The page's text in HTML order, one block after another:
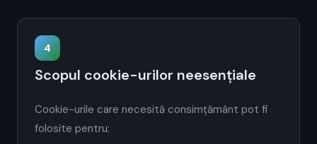
4
Scopul cookie-urilor neesențiale
Cookie-urile care necesită consimțământ pot fi
folosite pentru: